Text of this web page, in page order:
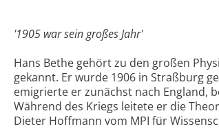
'1905 war sein großes Jahr'
Hans Bethe gehört zu den großen
gekannt. Er wurde 1906 in Straßburg
emigrierte er zunächst nach England,
Während des Kriegs leitete er die
Dieter Hoffmann vom MPI für